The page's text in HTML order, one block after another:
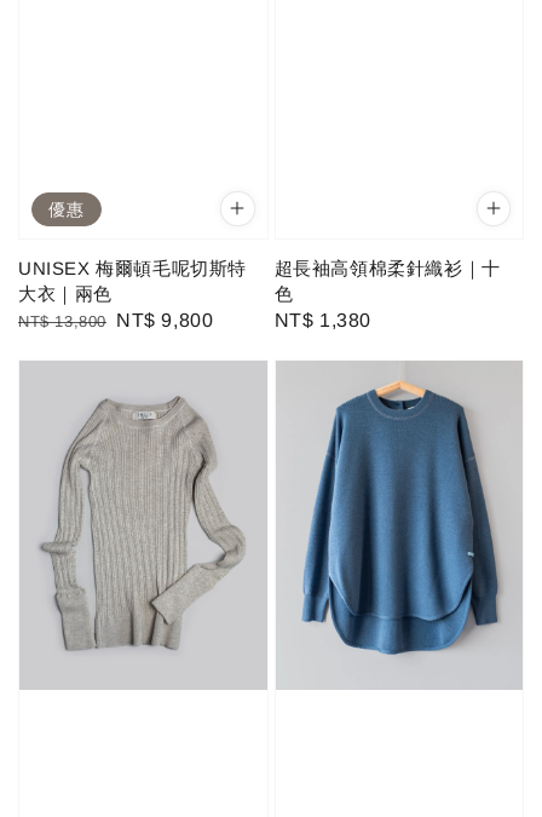
優惠
UNISEX 梅爾頓毛呢切斯特
大衣｜兩色
Regular
NT$ 13,800 Sale
NT$ 9,800
超長袖高領棉柔針織衫｜十
色
Regular
NT$ 1,380